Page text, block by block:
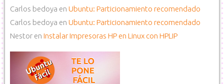
Carlos bedoya en Ubuntu: Particionamiento recomendado
Carlos bedoya en Ubuntu: Particionamiento recomendado
Nestor en Instalar Impresoras HP en Linux con HPLIP